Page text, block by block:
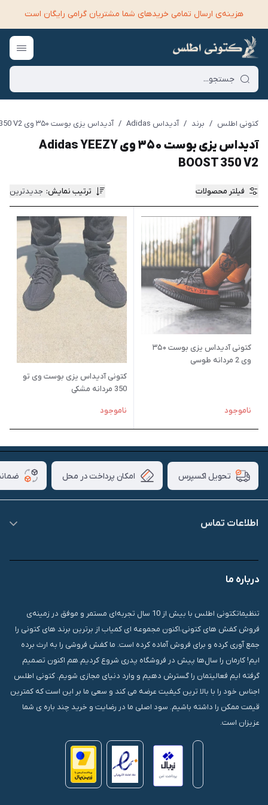
هزینه‌ی ارسال تمامی خرید‌های شما مشتریان گرامی رایگان است
کتونی اطلس / برند / آدیداس Adidas / آدیداس یزی بوست ۳۵۰ وی Adidas YEEZY BOOST 350 V2
آدیداس یزی بوست ۳۵۰ وی Adidas YEEZY
BOOST 350 V2
فیلتر محصولات ترتیب نمایش: جدیدترین
کتونی آدیداس یزی بوست ۳۵۰
وی 2 مردانه طوسی
ناموجود
کتونی آدیداس یزی بوست وی تو
350 مردانه مشکی
ناموجود
تحویل اکسپرس امکان پرداخت در محل
اطلاعات تماس
درباره ما
تنظیماتکتونی اطلس با بیش از 10 سال تجربه‌ای مستمر و موفق در زمینه‌ی
فروش کفش های کتونی،اکنون مجموعه ای کمیاب از برترین برند های کتونی را
جمع آوری کرده و برای فروش آماده کرده است. ما کفش فروشی را به ارث برده
ایم! کارمان را سال‌ها پیش در فروشگاه پدری شروع کردیم.هم اکنون تصمیم
گرفته ایم فعالیتمان را گسترش دهیم و وارد دنیای مجازی شویم. کتونی اطلس
اجناس خود را با بالا ترین کیفیت عرضه می کند و سعی ما بر این است که کمترین
قیمت ممکن را داشته باشیم. سود اصلی ما در رضایت و خرید چند باره ی شما
عزیزان است.